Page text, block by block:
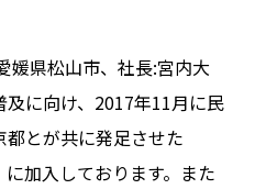
媛県松山市、社長:宮内大
に向け、2017年11月に民
とが共に発足させた
加入しております。また